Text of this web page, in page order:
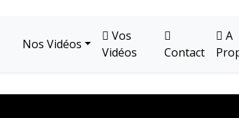
Nos Vidéos
Vos
Vidéos
Contact
A